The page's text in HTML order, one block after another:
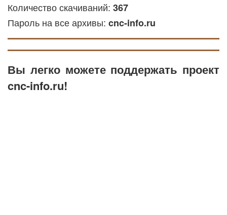
Количество скачиваний: 367
Пароль на все архивы: cnc-info.ru
Вы легко можете поддержать проект
cnc-info.ru!